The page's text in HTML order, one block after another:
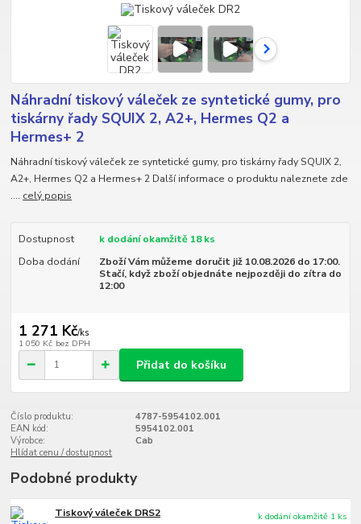
Náhradní tiskový váleček ze syntetické gumy, pro
tiskárny řady SQUIX 2, A2+, Hermes Q2 a
Hermes+ 2
Náhradní tiskový váleček ze syntetické gumy, pro tiskárny řady SQUIX 2,
A2+, Hermes Q2 a Hermes+ 2 Další informace o produktu naleznete zde
.... celý popis
Dostupnost
k dodání okamžitě 18 ks
Doba dodání
Zboží Vám můžeme doručit již 10.08.2026 do 17:00.
Stačí, když zboží objednáte nejpozději do zítra do
12:00
1 271 Kč/ks
1 050 Kč bez DPH
Přidat do košíku
Číslo produktu:
4787-5954102.001
EAN kód:
5954102.001
Výrobce:
Cab
Hlídat cenu / dostupnost
Podobné produkty
Tiskový váleček DRS2 k dodání okamžitě 1 ks